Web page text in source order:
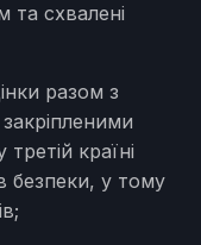
та схвалені
разом з
країні
безпеки, у тому